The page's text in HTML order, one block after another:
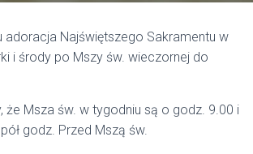
adoracja Najświętszego Sakramentu w
i środy po Mszy św. wieczornej do
że Msza św. w tygodniu są o godz. 9.00 i
godz. Przed Mszą św.